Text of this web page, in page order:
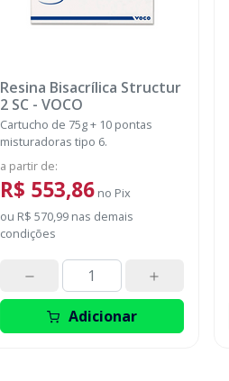
Resina Bisacrílica Structur
2 SC -VOCO
Cartucho de 75g + 10 pontas
misturadoras tipo 6.
a partir de:
R$ 553,86 no Pix
ou R$ 570,99 nas demais
condições
Adicionar